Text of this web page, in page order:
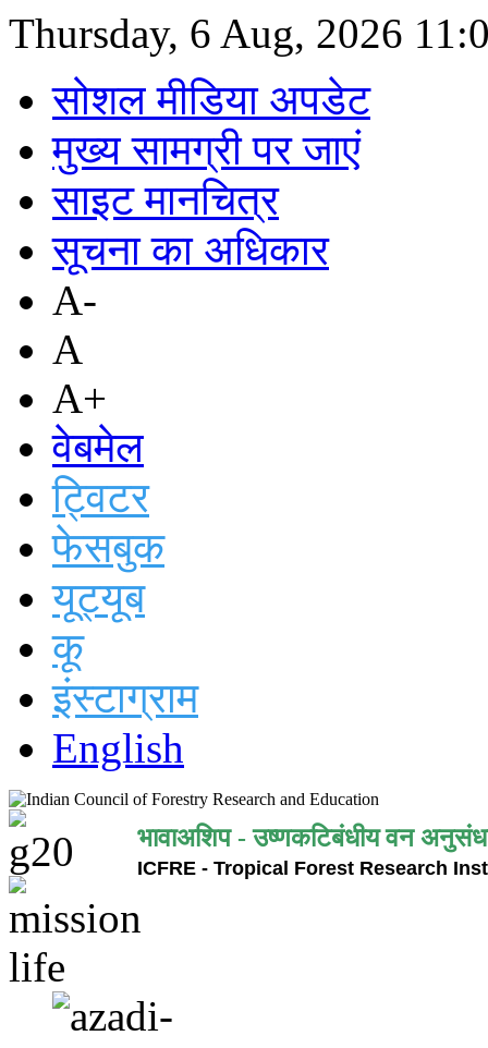
Thursday, 6 Aug, 2026
सोशल मीडिया अपडेट
मुख्य सामग्री पर जाएं
साइट मानचित्र
सूचना का अधिकार
A-
A
A+
वेबमेल
ट्विटर
फेसबुक
यूट्यूब
कू
इंस्टाग्राम
English
भावाअशिप - उष्णकटिबंधीय वन
ICFRE - Tropical Forest Research